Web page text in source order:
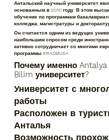
Антальский научный университет
основанным в 2010 году. В этом
обучение по программам
колледжа, магистратуры и
Он считается одним из ведущих
наибольшим спросом среди
активно сотрудничает со многими
программы ERASMUS+.
Почему именно Antalya
Bilim университет?
Университет с
работы
Расположен в
Анталья
Возможность